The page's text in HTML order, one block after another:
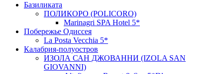
Базиликата
ПОЛИКОРО (POLICORO)
Marinagri SPA Hotel 5*
Побережье Одиссея
La Posta Vecchia 5*
Калабрия-полуостров
ИЗОЛА САН ДЖОВАННИ (IZOLA SAN
GIOVANNI)